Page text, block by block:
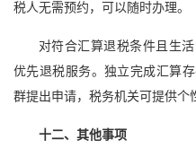
税人无需预约，可以随时办理。
对符合汇算退税条件且生
优先退税服务。独立完成汇算
群提出申请，税务机关可提供个
十二、其他事项